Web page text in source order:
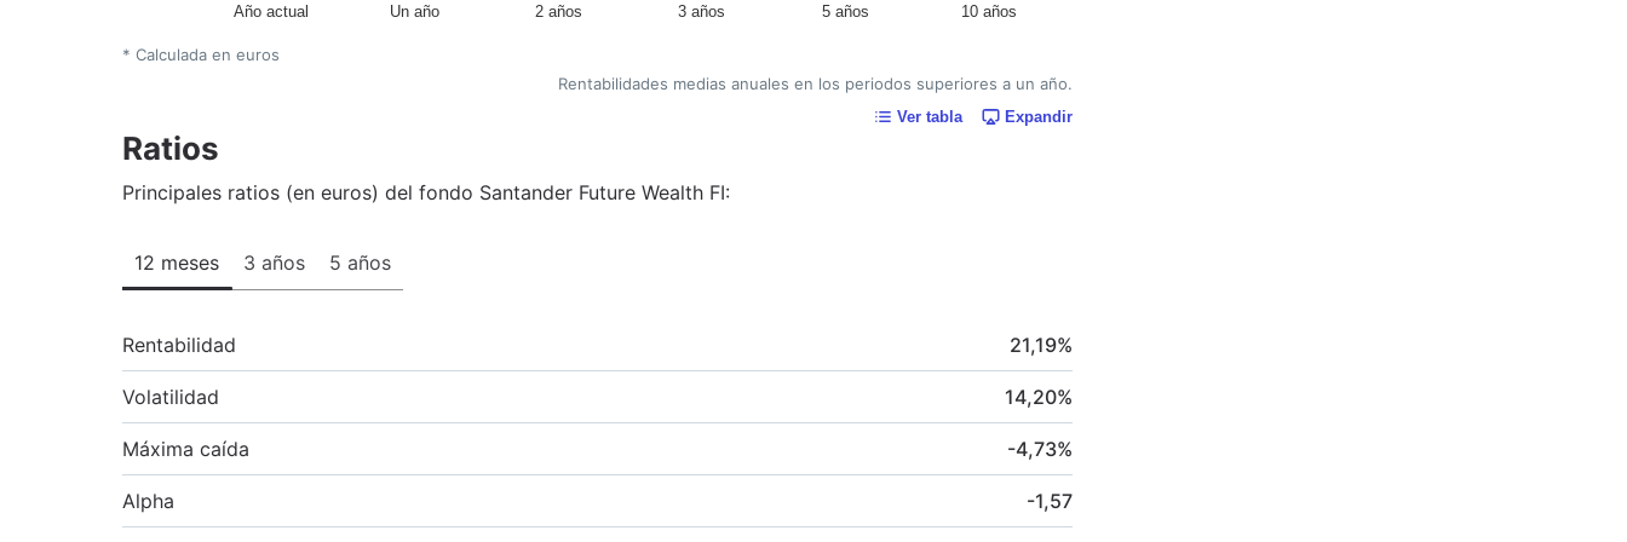
Año actual Un año 2 años 3 años 5 años 10 años
* Calculada en euros
Rentabilidades medias anuales en los periodos superiores a un año.
Ver tabla Expandir
Ratios
Principales ratios (en euros) del fondo Santander Future Wealth FI:
12 meses 3 años 5 años
Rentabilidad 21,19%
Volatilidad 14,20%
Máxima caída -4,73%
Alpha -1,57